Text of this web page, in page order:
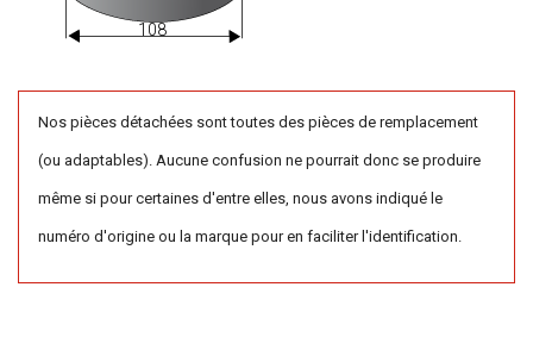
108
Nos pièces détachées sont toutes des pièces de remplacement
(ou adaptables). Aucune confusion ne pourrait donc se produire
même si pour certaines d'entre elles, nous avons indiqué le
numéro d'origine ou la marque pour en faciliter l'identification.